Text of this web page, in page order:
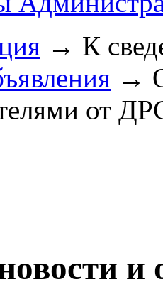
→ К
→
от
и